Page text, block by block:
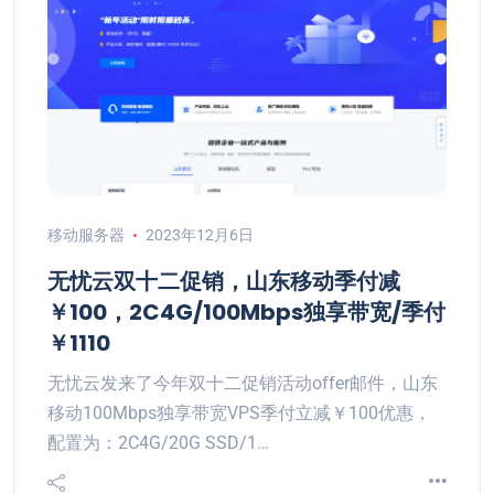
移动服务器 2023年12月6日
无忧云双十二促销，山东移动季付减
￥100，2C4G/100Mbps独享带宽/季付
￥1110
无忧云发来了今年双十二促销活动offer邮件，山东
移动100Mbps独享带宽VPS季付立减￥100优惠，
配置为：2C4G/20G SSD/1…